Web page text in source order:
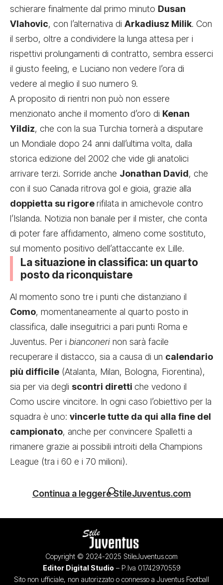
schierare finalmente dal primo minuto Dusan
Vlahovic, con l’alternativa di Arkadiusz Milik. Con
il serbo, oltre a condividere la lunga attesa per i
rispettivi prolungamenti di contratto, sembra esserci
il giusto feeling, e Luciano non vedere l’ora di
vedere al meglio il suo numero 9.
A proposito di rientri non può non essere
menzionato anche il momento d’oro di Kenan
Yildiz, che con la sua Turchia tornerà a disputare
un Mondiale dopo 24 anni dall’ultima volta, dalla
storica edizione del 2002 che vide gli anatolici
arrivare terzi. Sorride anche Jonathan David, che
con il suo Canada ritrova gol e gioia, grazie alla
doppietta su rigorerifilata in amichevole contro
l’Islanda. Notizia non banale per il mister, che conta
di poter fare affidamento, almeno come sostituto,
sul momento positivo dell’attaccante ex Lille.
La situazione in classifica: un quarto
posto da riconquistare
Al momento sono tre i punti che distanziano il
Como, momentaneamente al quarto posto in
classifica, dalle inseguitrici a pari punti Roma e
Juventus. Per i bianconeri non sarà facile
recuperare il distacco, sia a causa di un calendario
più difficile (Atalanta, Milan, Bologna, Fiorentina),
sia per via degli scontri diretti che vedono il
Como uscire vincitore. In ogni caso l’obiettivo per la
squadra è uno: vincerle tutte da qui alla fine del
campionato, anche per convincere Spalletti a
rimanere grazie ai possibili introiti della Champions
League (tra i 60 e i 70 milioni).
Continua a leggere StileJuventus.com
Copyright © 2024-2025 StileJuventus.com
Editor Digital Studio – P.Iva 01742970559
Sito non ufficiale, non autorizzato o connesso a Juventus Football